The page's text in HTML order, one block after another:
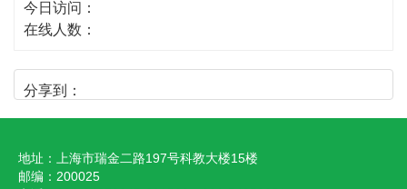
今日访问：
在线人数：
分享到：
地址：上海市瑞金二路197号科教大楼15楼
邮编：200025